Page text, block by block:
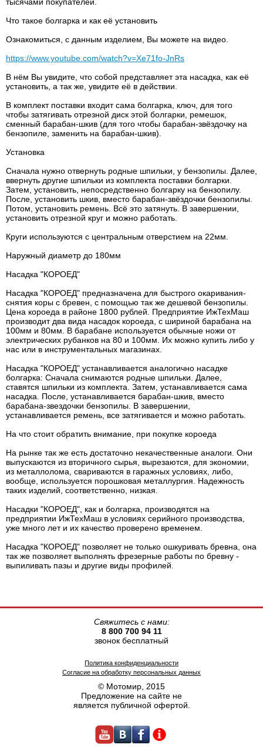
Что такое болгарка и как её установить
Ознакомиться, с данным изделием, Вы можете на видео.
https://www.youtube.com/watch?v=Xe71fo-JnRs
В нём Вы увидите, что собой представляет эта насадка, как её
установить, а так же, увидите её в действии.
В комплект поставки входит сама болгарка, ключ, для того
чтобы затягивать отрезной диск этой болгарки, ремешок,
сменный барабан-шкив (для того чтобы барабан-звёздочку на
бензопиле, заменить на барабан-шкив).
Установка
Сначала нужно отвернуть родные шпильки, у бензопилы. Далее,
ввернуть другие шпильки из комплекта поставки болгарки.
Затем, установить, непосредственно болгарку на бензопилу.
После, установить шкив, вместо барабан-звёздочки бензопилы.
Потом, установить ремень. Всё это затянуть. В завершении,
установить отрезной круг и можно работать.
Круги используются с центральным отверстием на 22мм.
Наружный диаметр до 180мм
Насадка "КОРОЕД"
Насадка "КОРОЕД" предназначена для быстрого окаривания-
снятия коры с бревен, с помощью так же дешевой бензопилы.
Цена короеда в районе 1800 рублей. Предприятие ИжТехМаш
производит два вида насадок короеда, с шириной барабана на
100мм и 80мм. В барабане используется обычные ножи от
электрических рубанков на 80 и 100мм. Их можно купить либо у
нас или в инструментальных магазинах.
Насадка "КОРОЕД" устанавливается аналогично насадке
болгарка: Сначала снимаются родные шпильки. Далее,
ставятся шпильки из комплекта. Затем, устанавливается сама
насадка. После, устанавливается барабан-шкив, вместо
барабана-звездочки бензопилы. В завершении,
устанавливается ремень, все затягивается и можно работать.
На что стоит обратить внимание, при покупке короеда
На рынке так же есть достаточно некачественные аналоги. Они
выпускаются из вторичного сырья, вырезаются, для экономии,
из металлолома, свариваются в гаражных условиях, либо,
вообще, используется порошковая металлургия. Надежность
таких изделий, соответственно, низкая.
Насадки "КОРОЕД", как и болгарка, производятся на
предприятии ИжТехМаш в условиях серийного производства,
уже много лет и их качество проверено временем.
Насадка "КОРОЕД" позволяет не только ошкуривать бревна, она
так же позволяет выполнять фрезерные работы по бревну -
выпиливать пазы и другие виды профилей.
© Мотомир, 2015
Предложение на сайте не
является публичной офертой.
Политика конфиденциальности
Согласие на обработку персональных данных
Свяжитесь с нами:
8 800 700 94 11
звонок бесплатный